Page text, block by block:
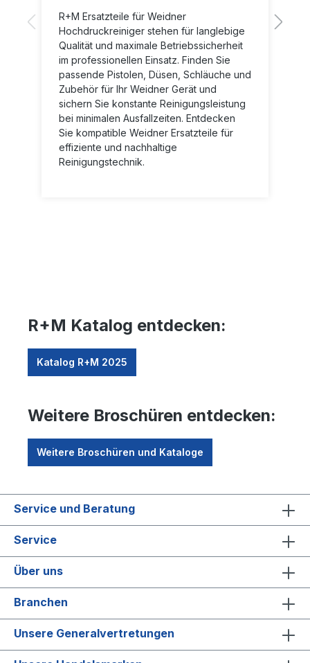
R+M Ersatzteile für Weidner
Hochdruckreiniger stehen für langlebige
Qualität und maximale Betriebssicherheit
im professionellen Einsatz. Finden Sie
passende Pistolen, Düsen, Schläuche und
Zubehör für Ihr Weidner Gerät und
sichern Sie konstante Reinigungsleistung
bei minimalen Ausfallzeiten. Entdecken
Sie kompatible Weidner Ersatzteile für
effiziente und nachhaltige
Reinigungstechnik.
R+M Katalog entdecken:
Katalog R+M 2025
Weitere Broschüren entdecken:
Weitere Broschüren und Kataloge
Service und Beratung
Service
Über uns
Branchen
Unsere Generalvertretungen